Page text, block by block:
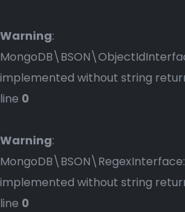
Warning:
implemented without string
line 0
Warning:
implemented without string
line 0